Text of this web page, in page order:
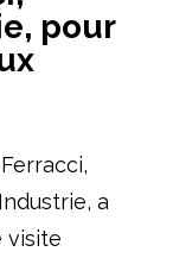
pour
a
visite